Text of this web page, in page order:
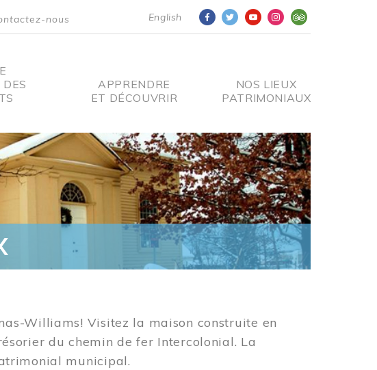
English
nous
APPRENDRE
ET DÉCOUVRIR
NOS LIEUX
PATRIMONIAUX
Williams! Visitez la maison construite en
du chemin de fer Intercolonial. La
municipal.